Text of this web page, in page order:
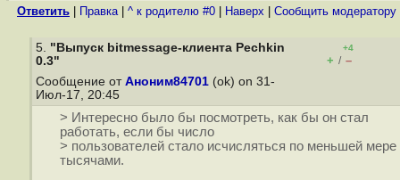
Ответить Правка| ^ к родителю #0 Наверх Cообщить модератору
5. "Выпуск bitmessage-клиента Pechkin
0.3"
+4
+ / –
Сообщение от Аноним84701 (ok) on 31-
Июл-17, 20:45
> Интересно было бы посмотреть, как бы он стал
работать, если бы число
> пользователей стало исчисляться по меньшей мере
тысячами.